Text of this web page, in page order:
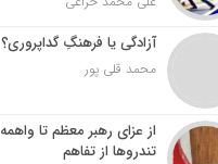
آزادگی یا فرهنگِ گداپروری؟
محمد قلی پور
از عزای رهبر معظم تا واهمه
تندروها از تفاهم